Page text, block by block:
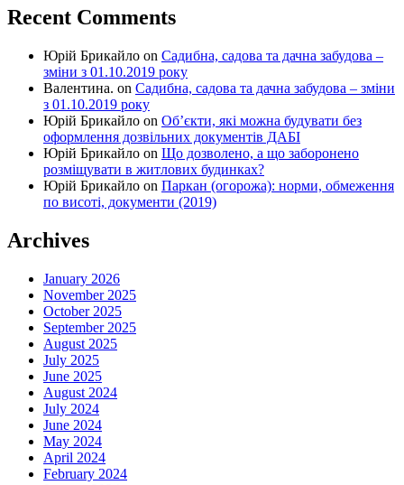
Recent Comments
Юрій Брикайло on Садибна, садова та дачна забудова –
зміни з 01.10.2019 року
Валентина. on Садибна, садова та дачна забудова – зміни
з 01.10.2019 року
Юрій Брикайло on Об’єкти, які можна будувати без
оформлення дозвільних документів ДАБІ
Юрій Брикайло on Що дозволено, а що заборонено
розміщувати в житлових будинках?
Юрій Брикайло on Паркан (огорожа): норми, обмеження
по висоті, документи (2019)
Archives
January 2026
November 2025
October 2025
September 2025
August 2025
July 2025
June 2025
August 2024
July 2024
June 2024
May 2024
April 2024
February 2024